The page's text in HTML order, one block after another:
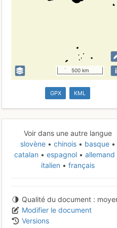
500 km i
GPX KML
Voir dans une autre langue
slovène
chinois
basque
catalan
espagnol
allemand
italien
français
Qualité du document
Modifier le document
Versions